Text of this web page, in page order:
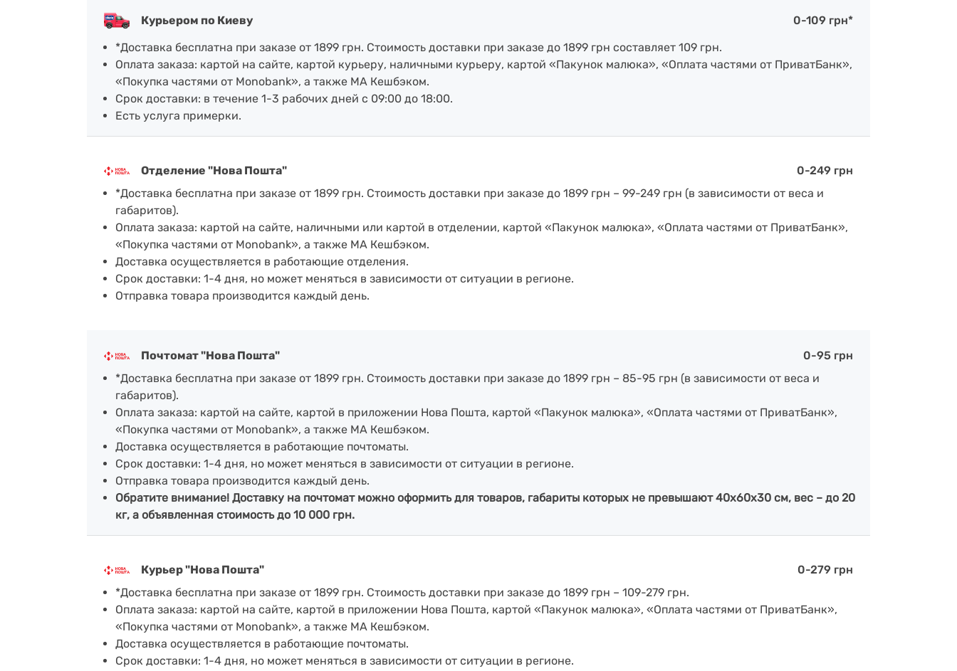
Курьером по Киеву
0-109 грн*
*Доставка бесплатна при заказе от 1899 грн. Стоимость доставки при заказе до 1899 грн составляет 109 грн.
Оплата заказа: картой на сайте, картой курьеру, наличными курьеру, картой «Пакунок малюка», «Оплата частями от ПриватБанк»,
«Покупка частями от Monobank», а также МА Кешбэком.
Срок доставки: в течение 1-3 рабочих дней с 09:00 до 18:00.
Есть услуга примерки.
Отделение "Нова Пошта"
0-249 грн
*Доставка бесплатна при заказе от 1899 грн. Стоимость доставки при заказе до 1899 грн – 99-249 грн (в зависимости от веса и
габаритов).
Оплата заказа: картой на сайте, наличными или картой в отделении, картой «Пакунок малюка», «Оплата частями от ПриватБанк»,
«Покупка частями от Monobank», а также МА Кешбэком.
Доставка осуществляется в работающие отделения.
Срок доставки: 1-4 дня, но может меняться в зависимости от ситуации в регионе.
Отправка товара производится каждый день.
Почтомат "Нова Пошта"
0-95 грн
*Доставка бесплатна при заказе от 1899 грн. Стоимость доставки при заказе до 1899 грн – 85-95 грн (в зависимости от веса и
габаритов).
Оплата заказа: картой на сайте, картой в приложении Нова Пошта, картой «Пакунок малюка», «Оплата частями от ПриватБанк»,
«Покупка частями от Monobank», а также МА Кешбэком.
Доставка осуществляется в работающие почтоматы.
Срок доставки: 1-4 дня, но может меняться в зависимости от ситуации в регионе.
Отправка товара производится каждый день.
Обратите внимание! Доставку на почтомат можно оформить для товаров, габариты которых не превышают 40х60х30 см, вес – до 20
кг, а объявленная стоимость до 10 000 грн.
Курьер "Нова Пошта"
0-279 грн
*Доставка бесплатна при заказе от 1899 грн. Стоимость доставки при заказе до 1899 грн – 109-279 грн.
Оплата заказа: картой на сайте, картой в приложении Нова Пошта, картой «Пакунок малюка», «Оплата частями от ПриватБанк»,
«Покупка частями от Monobank», а также МА Кешбэком.
Доставка осуществляется в работающие почтоматы.
Срок доставки: 1-4 дня, но может меняться в зависимости от ситуации в регионе.